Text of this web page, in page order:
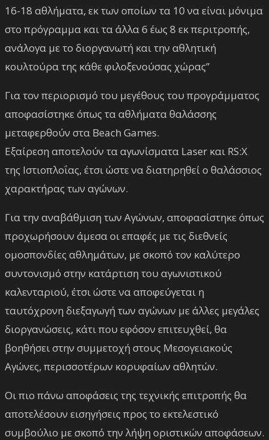
16-18 αθλήματα, εκ των οποίων τα 10 να είναι μόνιμα
στο πρόγραμμα και τα άλλα 6 έως 8 εκ περιτροπής,
ανάλογα με το διοργανωτή και την αθλητική
κουλτούρα της κάθε φιλοξενούσας χώρας”
Για τον περιορισμό του μεγέθους του προγράμματος
αποφασίστηκε όπως τα αθλήματα θαλάσσης
μεταφερθούν στα Beach Games.
Εξαίρεση αποτελούν τα αγωνίσματα Laser και RS:X
της Ιστιοπλοΐας, έτσι ώστε να διατηρηθεί ο θαλάσσιος
χαρακτήρας των αγώνων.
Για την αναβάθμιση των Αγώνων, αποφασίστηκε όπως
προχωρήσουν άμεσα οι επαφές με τις διεθνείς
ομοσπονδίες αθλημάτων, με σκοπό τον καλύτερο
συντονισμό στην κατάρτιση του αγωνιστικού
καλενταριού, έτσι ώστε να αποφεύγεται η
ταυτόχρονη διεξαγωγή των αγώνων με άλλες μεγάλες
διοργανώσεις, κάτι που εφόσον επιτευχθεί, θα
βοηθήσει στην συμμετοχή στους Μεσογειακούς
Αγώνες, περισσοτέρων κορυφαίων αθλητών.
Οι πιο πάνω αποφάσεις της τεχνικής επιτροπής θα
αποτελέσουν εισηγήσεις προς το εκτελεστικό
συμβούλιο με σκοπό την λήψη οριστικών αποφάσεων.